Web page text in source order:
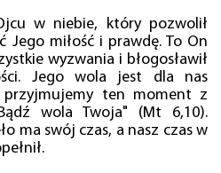
w niebie, który pozwolił
Jego miłość i prawdę. To On
wyzwania i błogosławił
Jego wola jest dla nas
przyjmujemy ten moment z
wola Twoja" (Mt 6,10).
ma swój czas, a nasz czas w